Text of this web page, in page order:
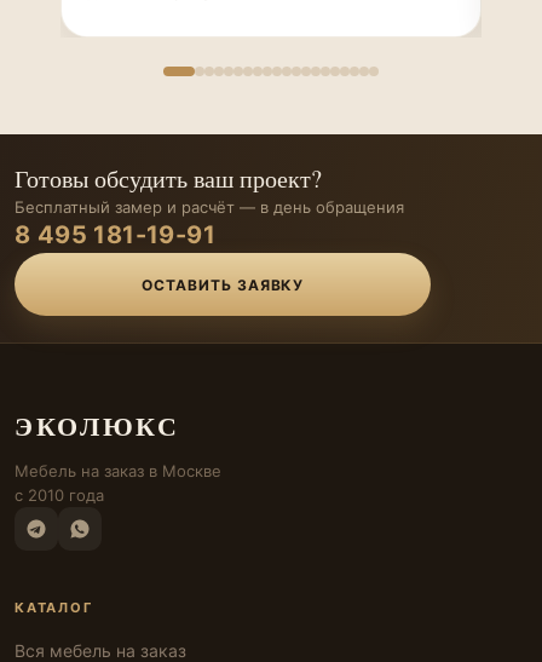
Готовы обсудить ваш проект?
Бесплатный замер и расчёт — в день обращения
8 495 181-19-91
ОСТАВИТЬ ЗАЯВКУ
ЭКОЛЮКС
Мебель на заказ в Москве
с 2010 года
КАТАЛОГ
Вся мебель на заказ